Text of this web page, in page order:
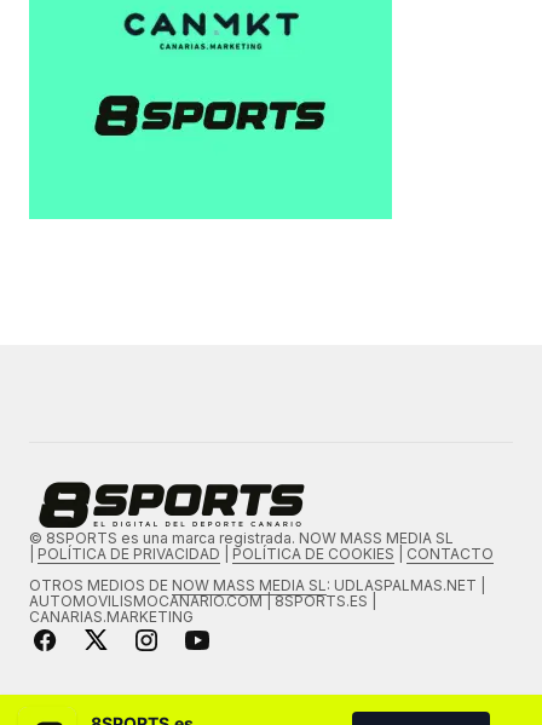
© 8SPORTS es una marca registrada. NOW MASS MEDIA SL
POLÍTICA DE PRIVACIDAD POLÍTICA DE COOKIES
CONTACTO
OTROS MEDIOS DE NOW MASS MEDIA SL : UDLASPALMAS.NET |
AUTOMOVILISMOCANARIO.COM | 8SPORTS.ES |
CANARIAS.MARKETING